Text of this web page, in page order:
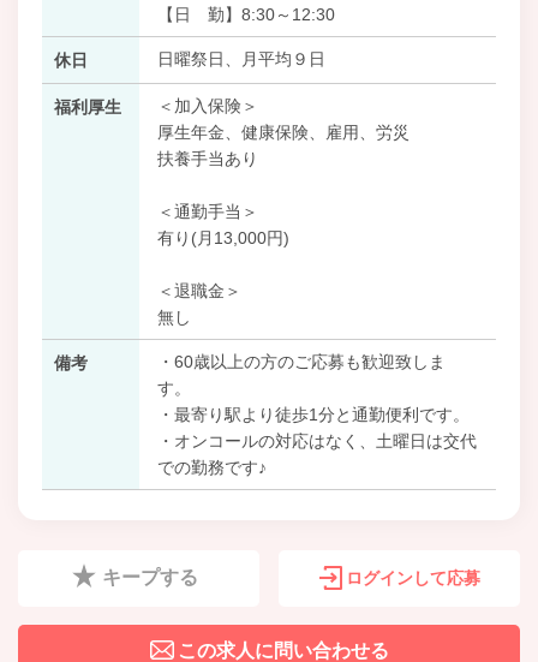
【日 勤】8:30～12:30
休日 日曜祭日、月平均９日
福利厚生
＜加入保険＞
厚生年金、健康保険、雇用、労災
扶養手当あり
＜通勤手当＞
有り(月13,000円)
＜退職金＞
無し
備考
・60歳以上の方のご応募も歓迎致しま
す。
・最寄り駅より徒歩1分と通勤便利です。
・オンコールの対応はなく、土曜日は交代
での勤務です♪
キープする ログインして応募
この求人に問い合わせる